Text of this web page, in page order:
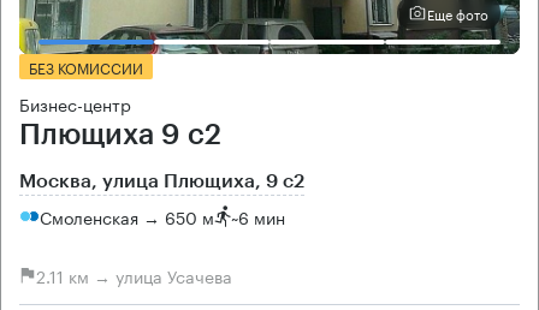
Еще фото
БЕЗ КОМИССИИ
Бизнес-центр
Плющиха 9 с2
Москва, улица Плющиха, 9 с2
Смоленская → 650 м ~6 мин
2.11 км → улица Усачева